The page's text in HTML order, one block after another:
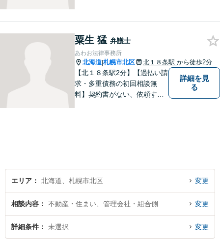
いたします。お気軽にご相談
ください。
粟生 猛 弁護士
あわお法律事務所
北海道|札幌市北区 北１８条駅 から徒歩2分
【北１８条駅2分】【過払い請
求・多重債務の初回相談無
料】契約書がない、依頼する
仕事を守ります。
詳細を見
る
エリア 北海道、札幌市北区 変更
相談内容 不動産・住まい、管理会社・組合側 変更
詳細条件 未選択 変更